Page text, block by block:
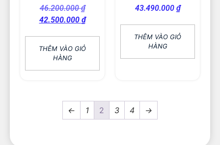
46.200.000₫
42.500.000 ₫
THÊM VÀO GIỎ
HÀNG
43.490.000 ₫
THÊM VÀO GIỎ
HÀNG
← 1 2 3 4 →